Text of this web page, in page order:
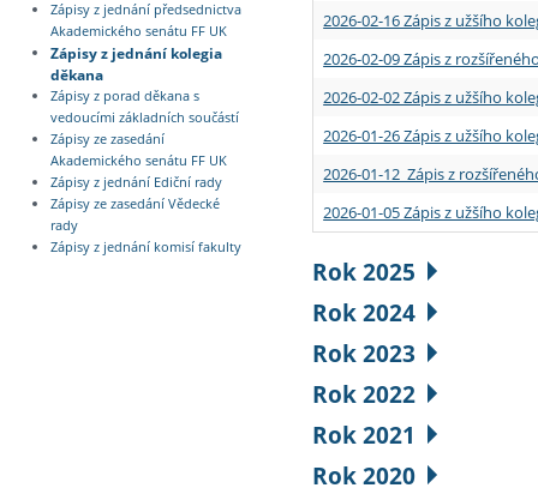
Zápisy z jednání předsednictva
Akademického senátu FF UK
Zápisy z jednání kolegia
děkana
Zápisy z porad děkana s
vedoucími základních součástí
Zápisy ze zasedání
Akademického senátu FF UK
Zápisy z jednání Ediční rady
Zápisy ze zasedání Vědecké
rady
Zápisy z jednání komisí fakulty
2026-02-16 Zápis z užšího
2026-02-09 Zápis z
2026-02-02 Zápis z užšího
2026-01-26 Zápis z užšího
2026-01-12 Zápis z
2026-01-05 Zápis z užšího
Rok 2025
Rok 2024
Rok 2023
Rok 2022
Rok 2021
Rok 2020